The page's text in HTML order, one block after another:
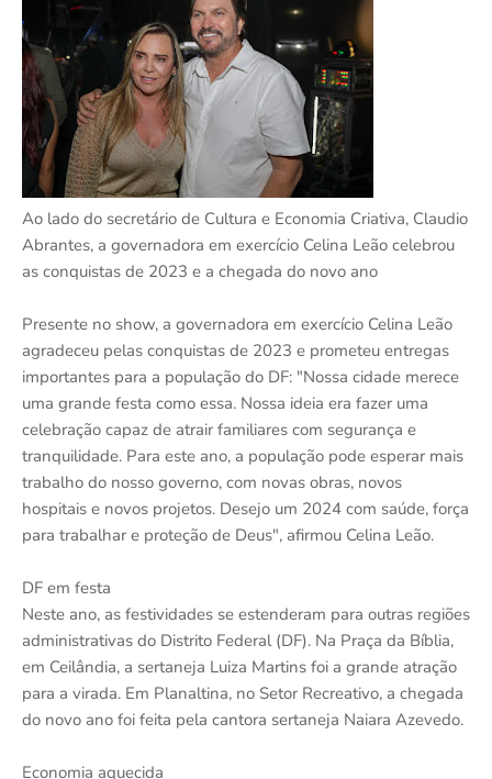
Ao lado do secretário de Cultura e Economia Criativa, Claudio
Abrantes, a governadora em exercício Celina Leão celebrou
as conquistas de 2023 e a chegada do novo ano
Presente no show, a governadora em exercício Celina Leão
agradeceu pelas conquistas de 2023 e prometeu entregas
importantes para a população do DF: "Nossa cidade merece
uma grande festa como essa. Nossa ideia era fazer uma
celebração capaz de atrair familiares com segurança e
tranquilidade. Para este ano, a população pode esperar mais
trabalho do nosso governo, com novas obras, novos
hospitais e novos projetos. Desejo um 2024 com saúde, força
para trabalhar e proteção de Deus", afirmou Celina Leão.
DF em festa
Neste ano, as festividades se estenderam para outras regiões
administrativas do Distrito Federal (DF). Na Praça da Bíblia,
em Ceilândia, a sertaneja Luiza Martins foi a grande atração
para a virada. Em Planaltina, no Setor Recreativo, a chegada
do novo ano foi feita pela cantora sertaneja Naiara Azevedo.
Economia aquecida